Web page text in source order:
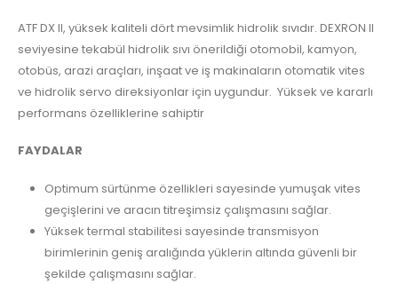
ATF DX II, yüksek kaliteli dört mevsimlik hidrolik sıvıdır. DEXRON II
seviyesine tekabül hidrolik sıvı önerildiği otomobil, kamyon,
otobüs, arazi araçları, inşaat ve iş makinaların otomatik vites
ve hidrolik servo direksiyonlar için uygundur. Yüksek ve kararlı
performans özelliklerine sahiptir
FAYDALAR
Optimum sürtünme özellikleri sayesinde yumuşak vites
geçişlerini ve aracın titreşimsiz çalışmasını sağlar.
Yüksek termal stabilitesi sayesinde transmisyon
birimlerinin geniş aralığında yüklerin altında güvenli bir
şekilde çalışmasını sağlar.